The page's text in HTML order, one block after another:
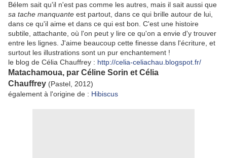
Bélem sait qu'il n'est pas comme les autres, mais il sait aussi que
sa tache manquante est partout, dans ce qui brille autour de lui,
dans ce qu'il aime et dans ce qui est bon. C'est une histoire
subtile, attachante, où l'on peut y lire ce qu'on a envie d'y trouver
entre les lignes. J'aime beaucoup cette finesse dans l'écriture, et
surtout les illustrations sont un pur enchantement !
le blog de Célia Chauffrey : http://celia-celiachau.blogspot.fr/
Matachamoua, par Céline Sorin et Célia
Chauffrey (Pastel, 2012)
également à l'origine de : Hibiscus